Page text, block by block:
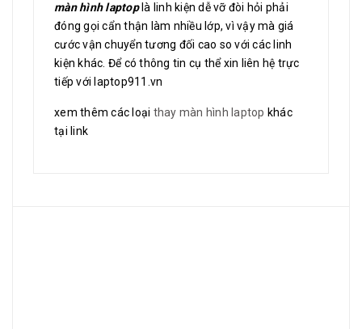
màn hình laptoplà linh kiện dễ vỡ đòi hỏi phải
đóng gọi cẩn thận làm nhiều lớp, vì vậy mà giá
cước vận chuyển tương đối cao so với các linh
kiện khác. Để có thông tin cụ thể xin liên hệ trực
tiếp với laptop911.vn
xem thêm các loại thay màn hình laptop khác
tại link